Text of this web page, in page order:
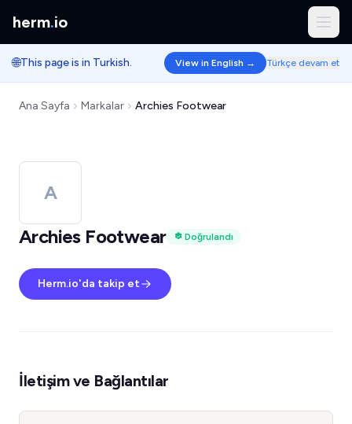
herm.io
🌐This page is in Turkish. View in English → Türkçe devam et
Ana Sayfa Markalar Archies Footwear
A
Archies Footwear
Doğrulandı
Herm.io'da takip et
İletişim ve Bağlantılar